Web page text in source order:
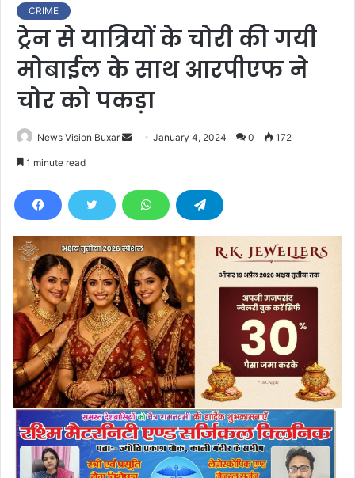
CRIME
ट्रेन से यात्रियों के चोरी की गयी
मोबाईल के साथ आरपीएफ ने
चोर को पकड़ा
News Vision Buxar
d
e
m
a
i
l
January 4, 2024 0 172
1 minute read